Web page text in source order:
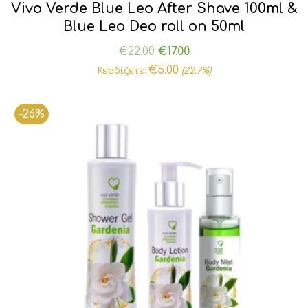
Vivo Verde Blue Leo After Shave 100ml &
Blue Leo Deo roll on 50ml
€22.00 Original
price
€17.00Η
τρέχουσα
Κερδίζετε: €5.00 (22.7%)
-26%